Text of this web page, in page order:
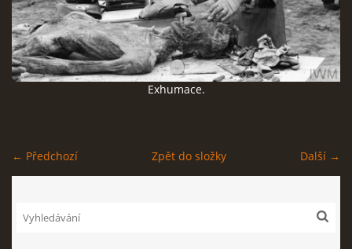
KATYŇSKÝ MASAKR
OSTATNÍ ZLOČINY KOMUNISMU
ZLOČINY NACIONÁLNÍHO SOCIALISMU: FAKTA
Exhumace.
← Předchozí Další →
Zpět do složky